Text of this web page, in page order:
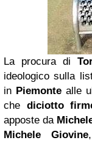
La procura di
ideologico sulla
in Piemonte alle
che diciotto
apposte da
Michele Giovine